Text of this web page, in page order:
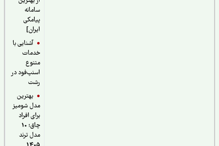
سامانه
پیامکی
آشنایی با
خدمات
اسنپ‌فود در
بهترین
مدل شومیز
برای افراد
چاق؛ 10
مدل ترند